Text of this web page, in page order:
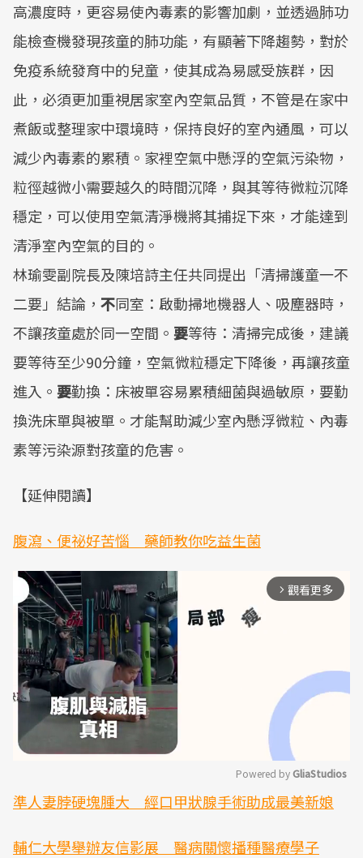
高濃度時，更容易使內毒素的影響加劇，並透過肺功
能檢查機發現孩童的肺功能，有顯著下降趨勢，對於
免疫系統發育中的兒童，使其成為易感受族群，因
此，必須更加重視居家室內空氣品質，不管是在家中
煮飯或整理家中環境時，保持良好的室內通風，可以
減少內毒素的累積。家裡空氣中懸浮的空氣污染物，
粒徑越微小需要越久的時間沉降，與其等待微粒沉降
穩定，可以使用空氣清淨機將其捕捉下來，才能達到
清淨室內空氣的目的。
林瑜雯副院長及陳培詩主任共同提出「清掃護童一不
二要」結論， 不同室：啟動掃地機器人、吸塵器時，
不讓孩童處於同一空間。 要等待：清掃完成後，建議
要等待至少90分鐘，空氣微粒穩定下降後，再讓孩童
進入。 要勤換：床被單容易累積細菌與過敏原，要勤
換洗床單與被單。才能幫助減少室內懸浮微粒、內毒
素等污染源對孩童的危害。
【延伸閱讀】
腹瀉、便祕好苦惱 藥師教你吃益生菌
arrow_forward_ios 觀看更多
Mute
Powered by GliaStudios
準人妻脖硬塊腫大 經口甲狀腺手術助成最美新娘
輔仁大學舉辦友信影展 醫病關懷播種醫療學子